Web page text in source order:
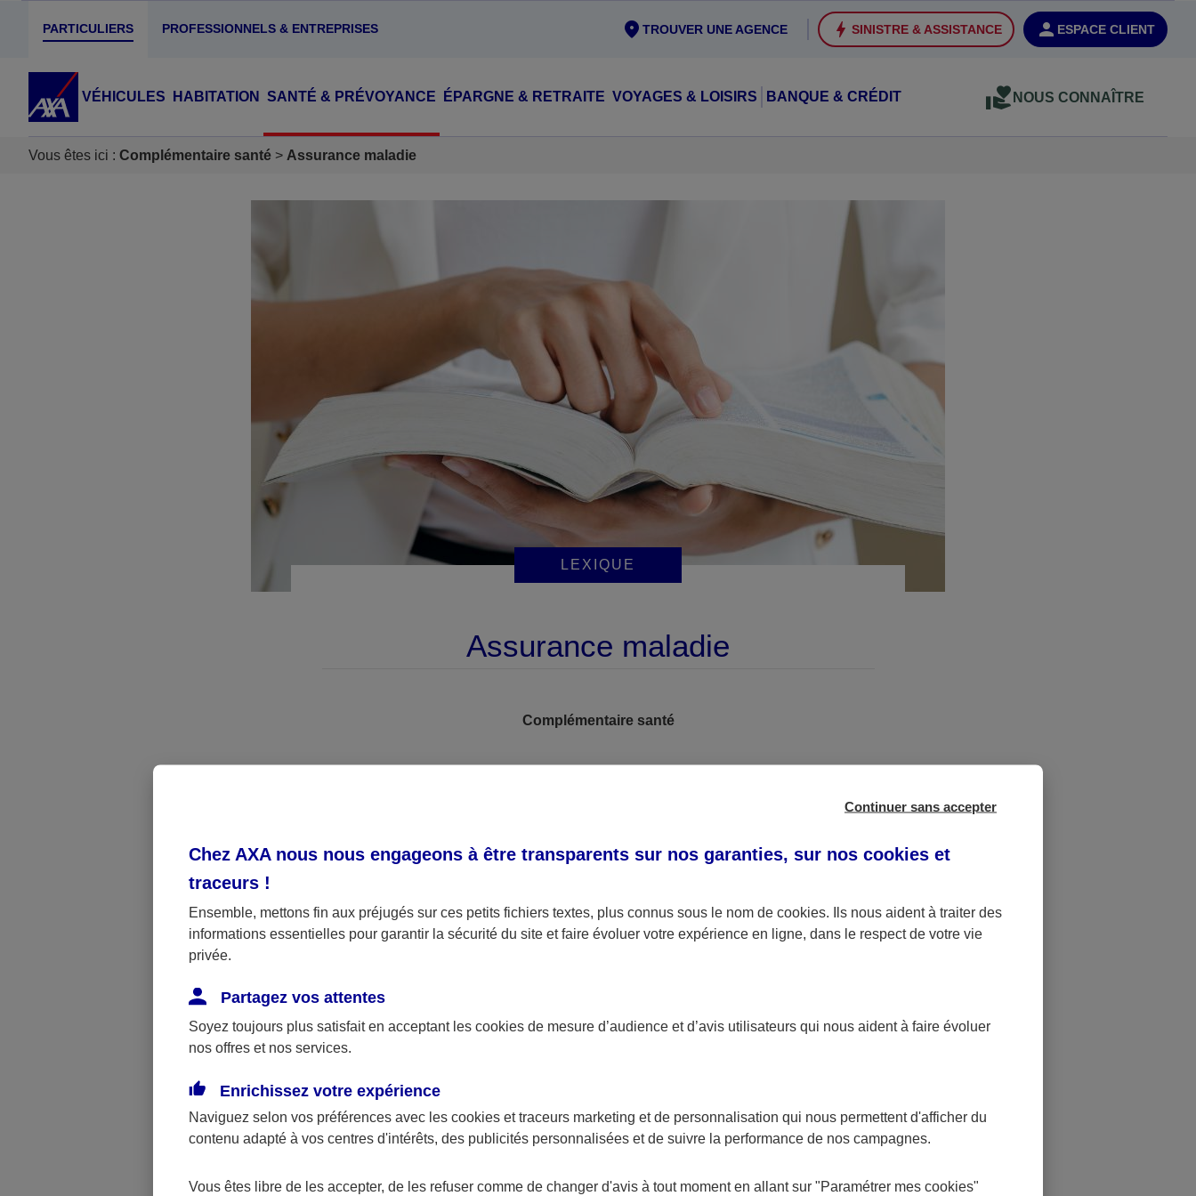
PARTICULIERS PROFESSIONNELS & ENTREPRISES ESPACE CLIENT
SINISTRE & ASSISTANCE
TROUVER UNE AGENCE
VÉHICULES HABITATION SANTÉ & PRÉVOYANCE ÉPARGNE & RETRAITE VOYAGES & LOISIRS BANQUE & CRÉDIT NOUS CONNAÎTRE
Vous êtes ici : Complémentaire santé Assurance maladie
LEXIQUE
Complémentaire santé
Assurance maladie
Assurance maladie : un dispositif permettant une prise
L’Assurance Maladie est une composante de la Sécurité sociale et en France,
tous. Grâce à l’assurance maladie, toute personne qui travaille ou réside en
se base sur le fait que chacun cotise afin de bénéficier ensuite, le cas échéant, de
remboursements santé.
L'Assurance Maladie nous accompagne au quotidien
pour nos remboursements santé
soins dentaires. Pour le complément, elle a fait appel à sacomplémentaire santé
Continuer sans accepter
Chez AXA nous nous engageons à être transparents sur nos garanties, sur nos cookies et
traceurs !
Ensemble, mettons fin aux préjugés sur ces petits fichiers textes, plus connus sous le nom de cookies. Ils nous aident à traiter des
informations essentielles pour garantir la sécurité du site et faire évoluer votre expérience en ligne, dans le respect de votre vie
privée.
Partagez vos attentes
Soyez toujours plus satisfait en acceptant les cookies de mesure d’audience et d’avis utilisateurs qui nous aident à faire évoluer
nos offres et nos services.
Enrichissez votre expérience
Naviguez selon vos préférences avec les cookies et traceurs marketing et de personnalisation qui nous permettent d'afficher du
contenu adapté à vos centres d'intérêts, des publicités personnalisées et de suivre la performance de nos campagnes.
Vous êtes libre de les accepter, de les refuser comme de changer d'avis à tout moment en allant sur "Paramétrer mes cookies"